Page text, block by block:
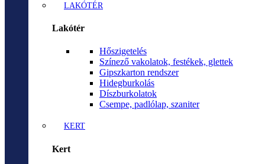
LAKÓTÉR
Lakótér
Hőszigetelés
Színező vakolatok, festékek, glettek
Gipszkarton rendszer
Hidegburkolás
Díszburkolatok
Csempe, padlólap, szaniter
KERT
Kert